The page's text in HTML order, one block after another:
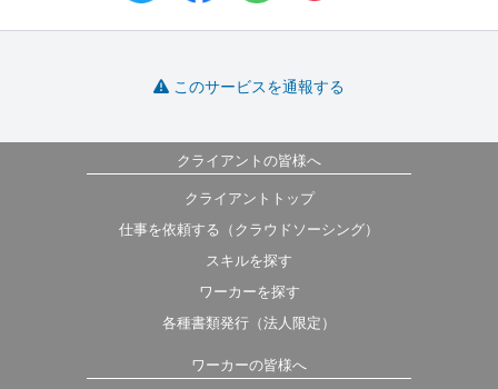
このサービスを通報する
クライアントの皆様へ
クライアントトップ
仕事を依頼する（クラウドソーシング）
スキルを探す
ワーカーを探す
各種書類発行（法人限定）
ワーカーの皆様へ